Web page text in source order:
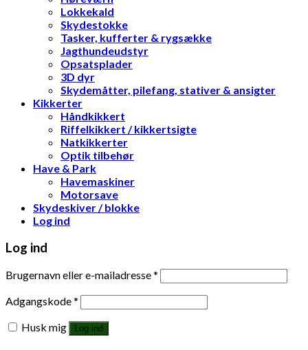
Lokkekald
Skydestokke
Tasker, kufferter & rygsække
Jagthundeudstyr
Opsatsplader
3D dyr
Skydemåtter, pilefang, stativer & ansigter
Kikkerter
Håndkikkert
Riffelkikkert / kikkertsigte
Natkikkerter
Optik tilbehør
Have & Park
Havemaskiner
Motorsave
Skydeskiver / blokke
Log ind
Log ind
Brugernavn eller e-mailadresse*
Adgangskode*
Husk mig
Log ind